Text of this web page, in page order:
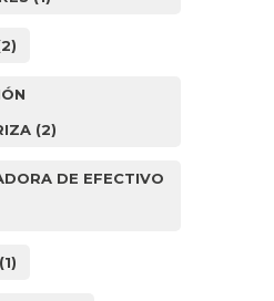
(2)
DE EFECTIVO
(1)